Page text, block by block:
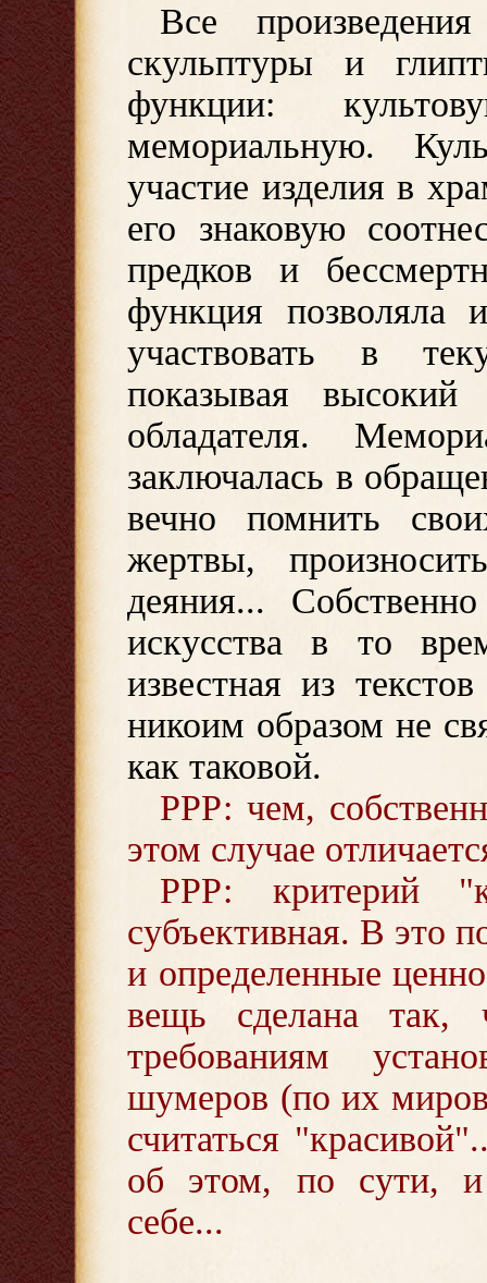
Все
скульптуры и
функции:
мемориальную.
участие изделия в
его знаковую
предков и
функция позволяла
участвовать в
показывая высокий
обладателя.
заключалась в
вечно помнить
жертвы,
деяния...
искусства в то
известная из
никоим образом не
как таковой.
РРР: чем,
этом случае
РРР: критерий
субъективная. В это
и определенные
вещь сделана так,
требованиям
шумеров (по их
считаться
об этом, по сути, и
себе...